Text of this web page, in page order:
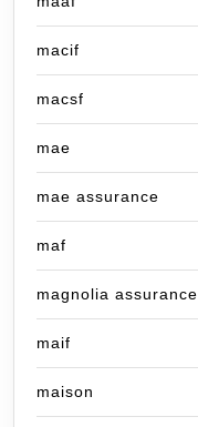
macif
macsf
mae
mae assurance
maf
magnolia assurance
maif
maison